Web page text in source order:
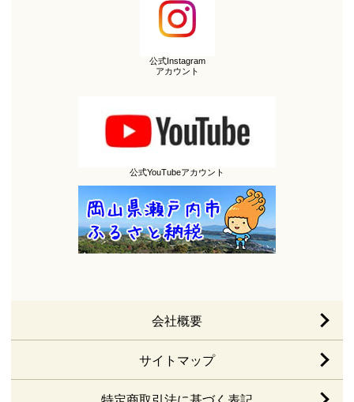
公式Instagram
アカウント
公式YouTubeアカウント
会社概要
サイトマップ